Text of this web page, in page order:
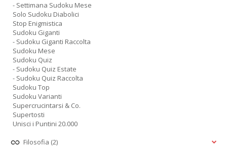
- Settimana Sudoku Mese
Solo Sudoku Diabolici
Stop Enigmistica
Sudoku Giganti
- Sudoku Giganti Raccolta
Sudoku Mese
Sudoku Quiz
- Sudoku Quiz Estate
- Sudoku Quiz Raccolta
Sudoku Top
Sudoku Varianti
Supercrucintarsi & Co.
Supertosti
Unisci i Puntini 20.000
Filosofia (2)